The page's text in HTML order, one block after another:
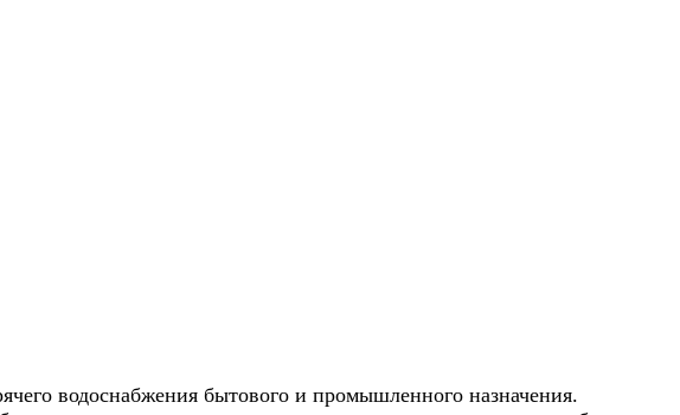
водоснабжения бытового и промышленного назначения.